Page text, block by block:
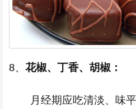
8、 花椒、丁香、胡椒：
月经期应吃清淡、味平